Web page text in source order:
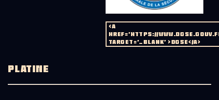
<A
HREF='HTTPS://
TARGET='_BLANK' >DGSE</A>
PLATINE